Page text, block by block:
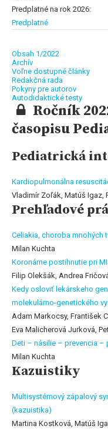
Predplatné na rok 2026:
Predplatné
Obsah 1/2022
Archív
Voľne dostupné články
Redakčná rada
Pokyny pre autorov
Autodidaktické testy
Ročník
časopisu
Pediatrická
Kardiopulmonálna
Vladimír Zoľák, Matúš Igaz,
Prehľadové
Celiakia, choroba mnohých
Milan Kuchta
Koronárne postihnutie pri
Filip Olekšák, Andrea
Kedy osloviť lekárskeho
molekulárno-genetického
Adam Markocsy, František
Eva Malicherová Jurková,
Deti – násilie – prevencia –
Milan Kuchta
Kazuistiky
Multisystémový zápalový
(kazuistika)
Martina Kostková, Matúš